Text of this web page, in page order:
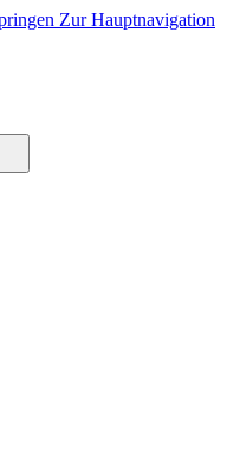
Zur Hauptnavigation